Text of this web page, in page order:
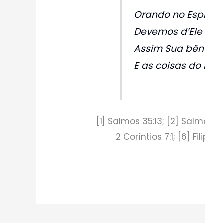
Orando no
Devemos
Assim Sua
E as coisas
[1] Salmos 35:13; [2]
2 Coríntios 7:1; [6]